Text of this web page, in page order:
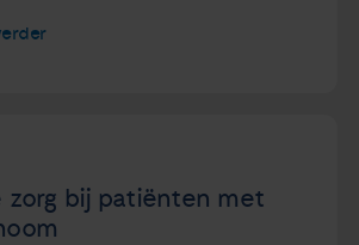
zorg bij patiënten met